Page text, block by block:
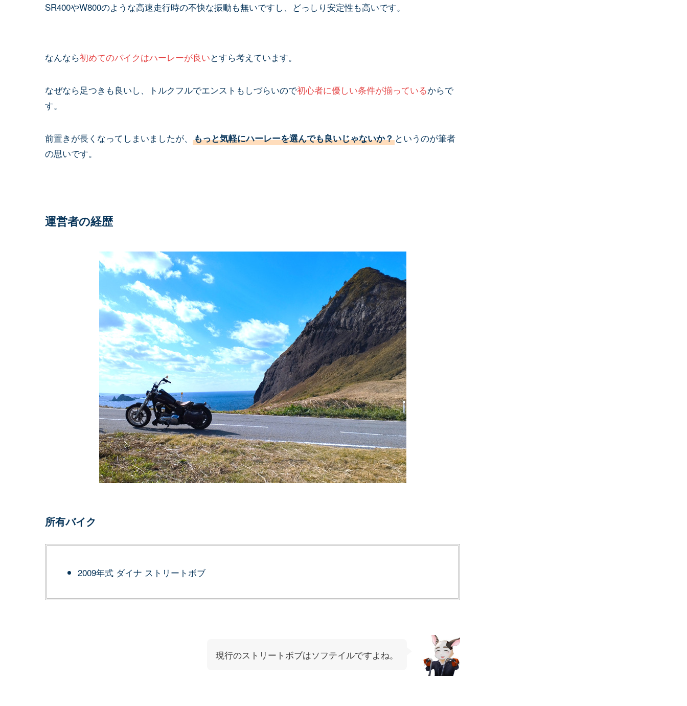
SR400やW800のような高速走行時の不快な振動も無いですし、どっしり安定性も高いです。
なんなら初めてのバイクはハーレーが良いとすら考えています。
なぜなら足つきも良いし、トルクフルでエンストもしづらいので初心者に優しい条件が揃っているからで
す。
前置きが長くなってしまいましたが、 もっと気軽にハーレーを選んでも良いじゃないか？ というのが筆者
の思いです。
運営者の経歴
所有バイク
2009年式 ダイナ ストリートボブ
現行のストリートボブはソフテイルですよね。